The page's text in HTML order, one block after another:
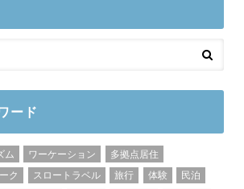
ード
ム ワーケーション
多拠点居住
ク スロートラベル 旅行 体験
民泊